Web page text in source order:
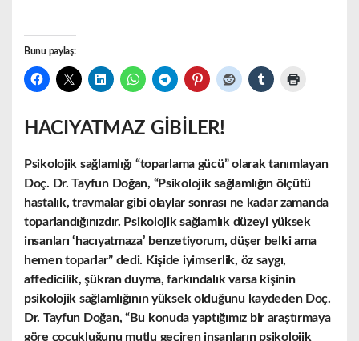
Bunu paylaş:
HACIYATMAZ GİBİLER!
Psikolojik sağlamlığı “toparlama gücü” olarak tanımlayan
Doç. Dr. Tayfun Doğan, “Psikolojik sağlamlığın ölçütü
hastalık, travmalar gibi olaylar sonrası ne kadar zamanda
toparlandığınızdır. Psikolojik sağlamlık düzeyi yüksek
insanları ‘hacıyatmaza’ benzetiyorum, düşer belki ama
hemen toparlar” dedi. Kişide iyimserlik, öz saygı,
affedicilik, şükran duyma, farkındalık varsa kişinin
psikolojik sağlamlığının yüksek olduğunu kaydeden Doç.
Dr. Tayfun Doğan, “Bu konuda yaptığımız bir araştırmaya
göre çocukluğunu mutlu geçiren insanların psikolojik